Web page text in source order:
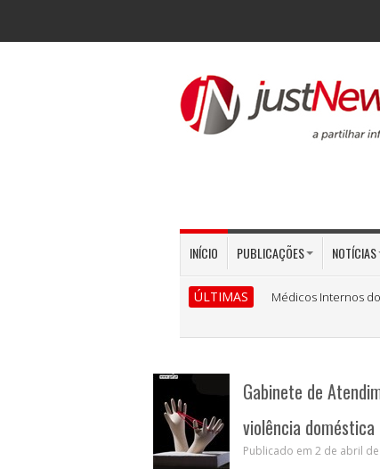
INÍCIO PUBLICAÇÕES NOTÍCIAS
ÚLTIMAS Médicos Internos
Gabinete de
violência doméstica
Publicado em 2 de abril